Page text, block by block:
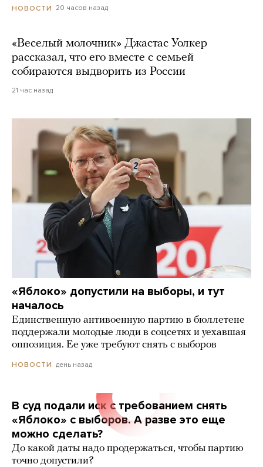
НОВОСТИ 20 часов назад
«Веселый молочник» Джастас Уолкер
рассказал, что его вместе с семьей
собираются выдворить из России
21 час назад
«Яблоко» допустили на выборы, и тут
началось
Единственную антивоенную партию в бюллетене
поддержали молодые люди в соцсетях и уехавшая
оппозиция. Ее уже требуют снять с выборов
НОВОСТИ день назад
В суд подали иск с требованием снять
«Яблоко» с выборов. А разве это еще
можно сделать?
До какой даты надо продержаться, чтобы партию
точно допустили?